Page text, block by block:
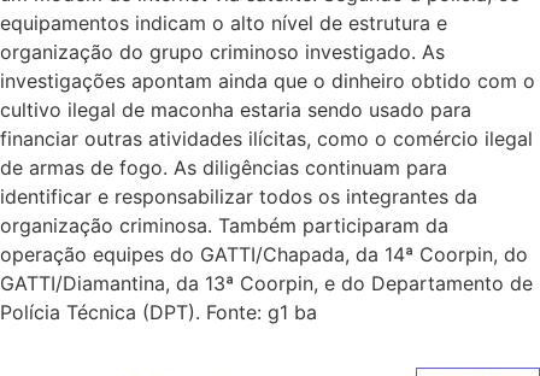
equipamentos indicam o alto nível de estrutura e
organização do grupo criminoso investigado. As
investigações apontam ainda que o dinheiro obtido com o
cultivo ilegal de maconha estaria sendo usado para
financiar outras atividades ilícitas, como o comércio ilegal
de armas de fogo. As diligências continuam para
identificar e responsabilizar todos os integrantes da
organização criminosa. Também participaram da
operação equipes do GATTI/Chapada, da 14ª Coorpin, do
GATTI/Diamantina, da 13ª Coorpin, e do Departamento de
Polícia Técnica (DPT). Fonte: g1 ba